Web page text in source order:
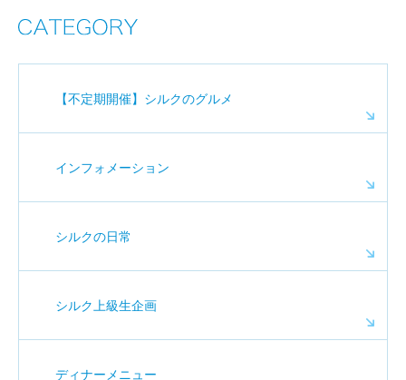
【不定期開催】シルクのグルメ
インフォメーション
シルクの日常
シルク上級生企画
ディナーメニュー